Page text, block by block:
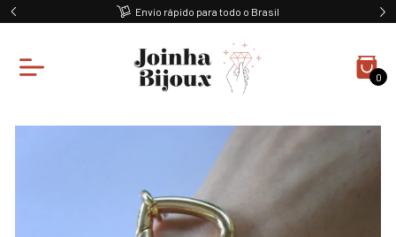
Envio rápido para todo o Brasil
0